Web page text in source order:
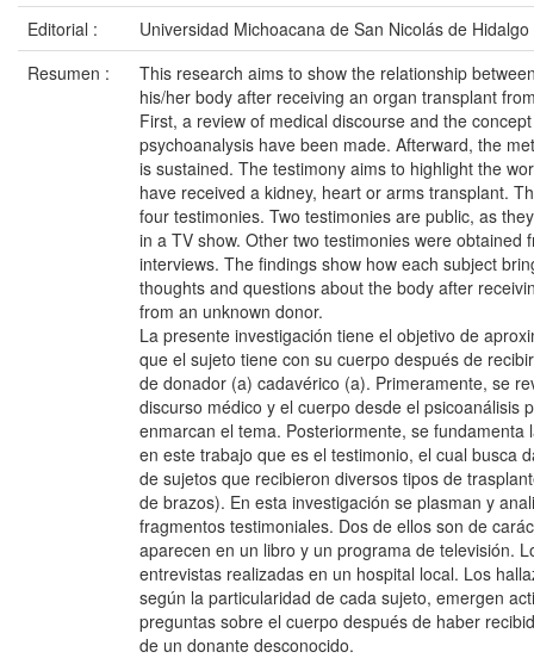
Editorial :
Universidad Michoacana de San Nicolás de Hidalgo
Resumen :
This research aims to show the relationship
his/her body after receiving an organ transplant
First, a review of medical discourse and the
psychoanalysis have been made. Afterward, the
is sustained. The testimony aims to highlight the
have received a kidney, heart or arms transplant.
four testimonies. Two testimonies are public, as
in a TV show. Other two testimonies were obtained
interviews. The findings show how each subject
thoughts and questions about the body after
from an unknown donor.
La presente investigación tiene el objetivo de
que el sujeto tiene con su cuerpo después de
de donador (a) cadavérico (a). Primeramente, se
discurso médico y el cuerpo desde el psicoanálisis
enmarcan el tema. Posteriormente, se fundamenta
en este trabajo que es el testimonio, el cual busca
de sujetos que recibieron diversos tipos de
de brazos). En esta investigación se plasman y
fragmentos testimoniales. Dos de ellos son de
aparecen en un libro y un programa de televisión.
entrevistas realizadas en un hospital local. Los
según la particularidad de cada sujeto, emergen
preguntas sobre el cuerpo después de haber
de un donante desconocido.